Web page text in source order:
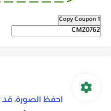
Copy Coupon 1